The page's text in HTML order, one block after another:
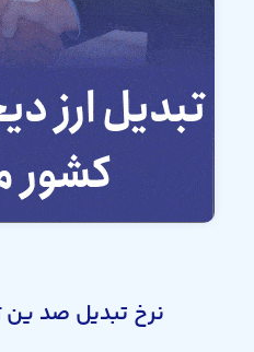
نرخ تبدیل صد ین